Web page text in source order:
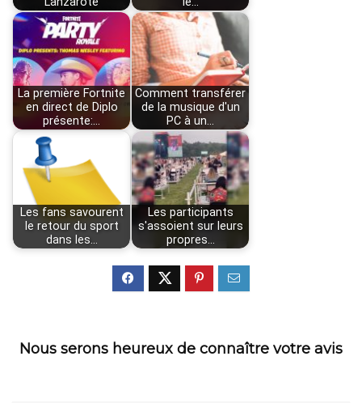
La première Fortnite
en direct de Diplo
présente:…
Comment transférer
de la musique d'un
PC à un…
Les fans savourent
le retour du sport
dans les…
Les participants
s'assoient sur leurs
propres…
Nous serons heureux de connaître votre avis